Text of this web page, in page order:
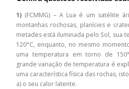
1) (FCMMG) – A Lua é um satélite
montanhas rochosas, planícies e
metades está iluminada pelo Sol, sua
120°C, enquanto, no mesmo
uma temperatura em torno de
grande variação de temperatura é
uma característica física das rochas,
a) o seu calor latente.